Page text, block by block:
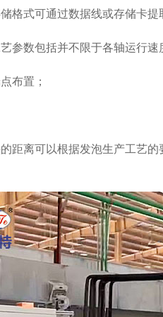
格式可通过数据线或存储卡提
参数包括并不限于各轴运行
布置；
距离可以根据发泡生产工艺的